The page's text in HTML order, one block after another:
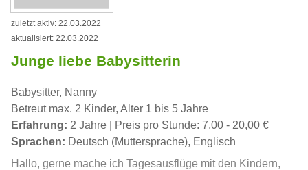
zuletzt aktiv: 22.03.2022
aktualisiert: 22.03.2022
Junge liebe Babysitterin
Babysitter, Nanny
Betreut max. 2 Kinder, Alter 1 bis 5 Jahre
Erfahrung: 2 Jahre | Preis pro Stunde: 7,00 - 20,00 €
Sprachen: Deutsch (Muttersprache), Englisch
Hallo, gerne mache ich Tagesausflüge mit den Kindern,